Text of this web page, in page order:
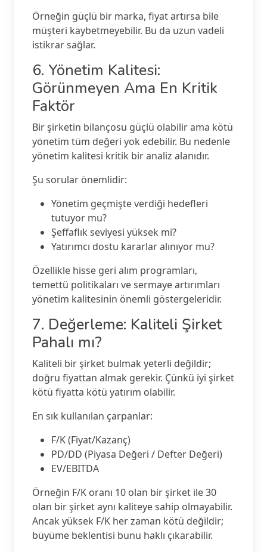
Örneğin güçlü bir marka, fiyat artırsa bile
müşteri kaybetmeyebilir. Bu da uzun vadeli
istikrar sağlar.
6. Yönetim Kalitesi:
Görünmeyen Ama En Kritik
Faktör
Bir şirketin bilançosu güçlü olabilir ama kötü
yönetim tüm değeri yok edebilir. Bu nedenle
yönetim kalitesi kritik bir analiz alanıdır.
Şu sorular önemlidir:
Yönetim geçmişte verdiği hedefleri
tutuyor mu?
Şeffaflık seviyesi yüksek mi?
Yatırımcı dostu kararlar alınıyor mu?
Özellikle hisse geri alım programları,
temettü politikaları ve sermaye artırımları
yönetim kalitesinin önemli göstergeleridir.
7. Değerleme: Kaliteli Şirket
Pahalı mı?
Kaliteli bir şirket bulmak yeterli değildir;
doğru fiyattan almak gerekir. Çünkü iyi şirket
kötü fiyatta kötü yatırım olabilir.
En sık kullanılan çarpanlar:
F/K (Fiyat/Kazanç)
PD/DD (Piyasa Değeri / Defter Değeri)
EV/EBITDA
Örneğin F/K oranı 10 olan bir şirket ile 30
olan bir şirket aynı kaliteye sahip olmayabilir.
Ancak yüksek F/K her zaman kötü değildir;
büyüme beklentisi bunu haklı çıkarabilir.